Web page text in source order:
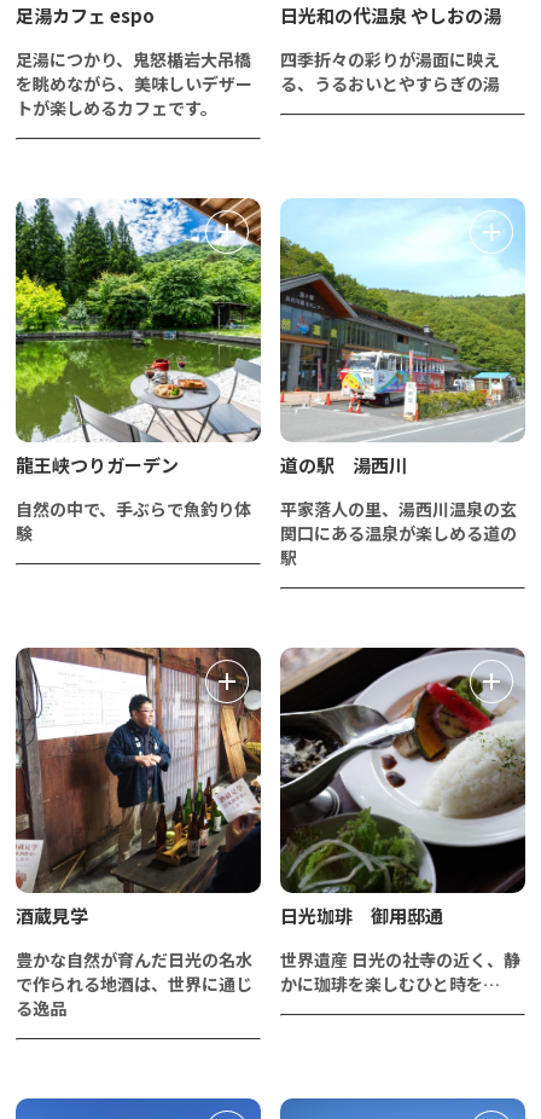
足湯カフェ espo
足湯につかり、鬼怒楯岩大吊橋
を眺めながら、美味しいデザー
トが楽しめるカフェです。
日光和の代温泉 やしおの湯
四季折々の彩りが湯面に映え
る、うるおいとやすらぎの湯
龍王峡つりガーデン
自然の中で、手ぶらで魚釣り体
験
道の駅 湯西川
平家落人の里、湯西川温泉の玄
関口にある温泉が楽しめる道の
駅
酒蔵見学
豊かな自然が育んだ日光の名水
で作られる地酒は、世界に通じ
る逸品
日光珈琲 御用邸通
世界遺産 日光の社寺の近く、静
かに珈琲を楽しむひと時を…